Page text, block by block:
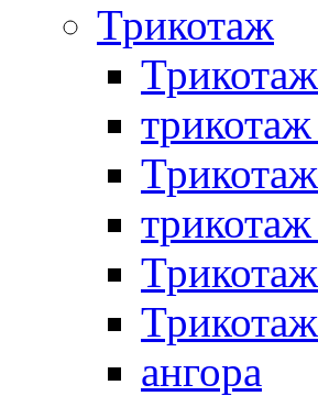
Трикотаж
ангора